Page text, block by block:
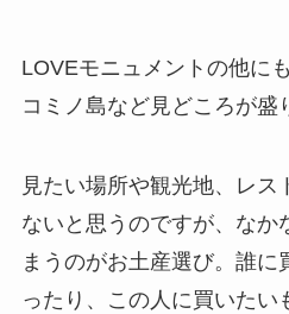
LOVEモニュメントの他に
コミノ島など見どころが盛
見たい場所や観光地、レス
ないと思うのですが、なか
まうのがお土産選び。誰に
ったり、この人に買いたい